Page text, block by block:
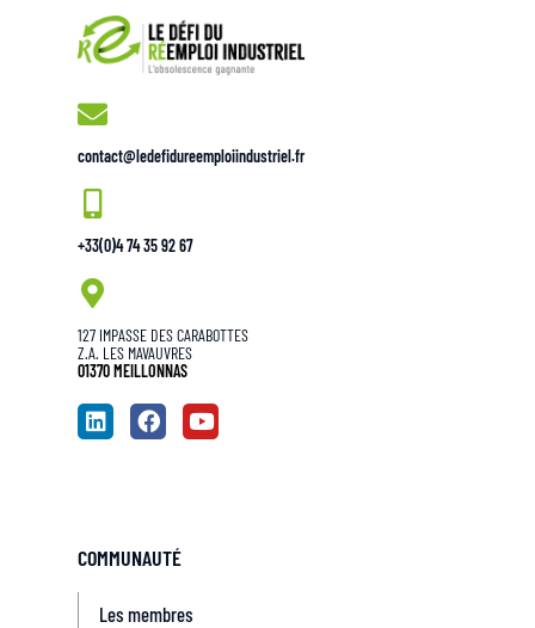
contact@ledefidureemploiindustriel.fr
+33(0)4 74 35 92 67
127 IMPASSE DES CARABOTTES
Z.A. LES MAVAUVRES
01370 MEILLONNAS
COMMUNAUTÉ
Les membres